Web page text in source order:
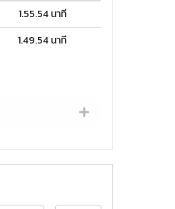
1.55.54 นาที
1.49.54 นาที